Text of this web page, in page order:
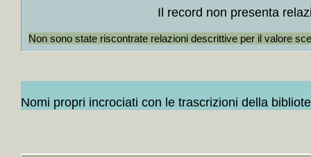
+++
+
+La
+L'
+ La
Unità Documentaria:
Catalogo ISBD(G)Il
Il record non presenta
Non sono state riscontrate relazioni descrittive per il valore
Nomi propri incrociati con le trascrizioni della